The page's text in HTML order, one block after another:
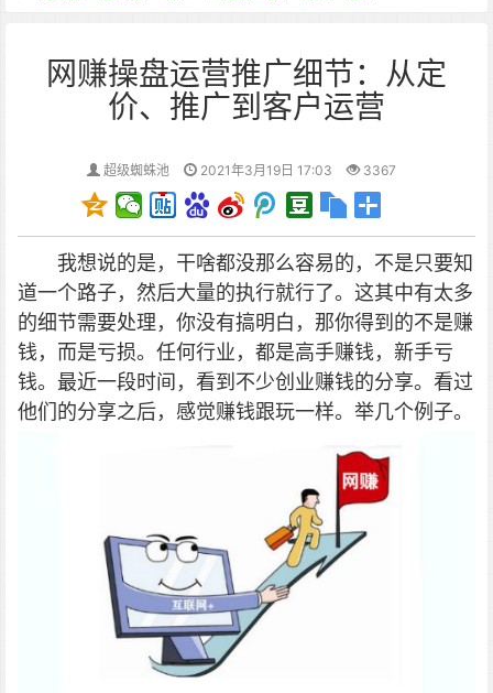
网赚操盘运营推广细节：从定
价、推广到客户运营
超级蜘蛛池 2021年3月19日 17:03 3367
我想说的是，干啥都没那么容易的，不是只要知
道一个路子，然后大量的执行就行了。这其中有太多
的细节需要处理，你没有搞明白，那你得到的不是赚
钱，而是亏损。任何行业，都是高手赚钱，新手亏
钱。 最近一段时间，看到不少创业赚钱的分享。看过
他们的分享之后，感觉赚钱跟玩一样。举几个例子。